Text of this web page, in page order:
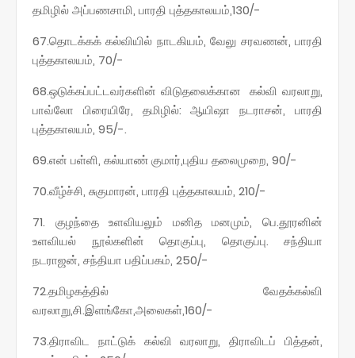
தமிழில் அப்பணசாமி, பாரதி புத்தகாலயம்,130/-
67.தொடக்கக் கல்வியில் நாடகியம், வேலு சரவணன், பாரதி
புத்தகாலயம், 70/-
68.ஒடுக்கப்பட்டவர்களின் விடுதலைக்கான கல்வி வரலாறு,
பாவ்லோ பிரையிரே, தமிழில்: ஆயிஷா நடராசன், பாரதி
புத்தகாலயம், 95/-.
69.என் பள்ளி, கல்யாண் குமார்,புதிய தலைமுறை, 90/-
70.வீழ்ச்சி, சுகுமாரன், பாரதி புத்தகாலயம், 210/-
71. குழந்தை உளவியலும் மனித மனமும், பெ.தூரனின்
உளவியல் நூல்களின் தொகுப்பு, தொகுப்பு. சந்தியா
நடராஜன், சந்தியா பதிப்பகம், 250/-
72.தமிழகத்தில் வேதக்கல்வி
வரலாறு,சி.இளங்கோ,அலைகள்,160/-
73.திராவிட நாட்டுக் கல்வி வரலாறு, திராவிடப் பித்தன்,